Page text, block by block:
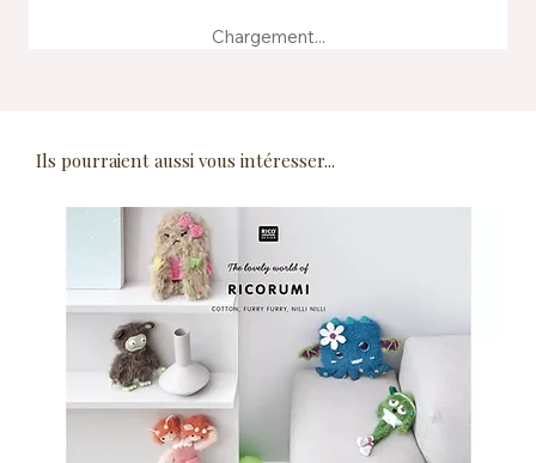
Chargement...
Ils pourraient aussi vous intéresser...